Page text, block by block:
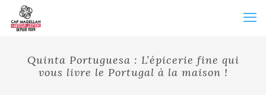
Quinta Portuguesa : L’épicerie fine qui
vous livre le Portugal à la maison !